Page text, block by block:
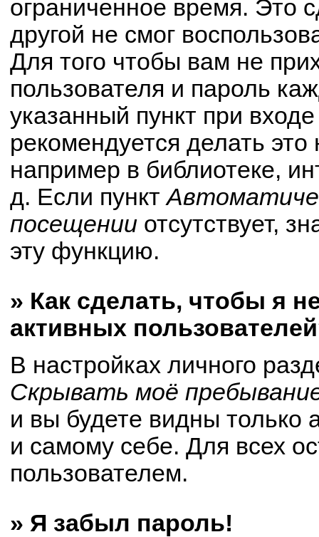
ограниченное время. Это
другой не смог
Для того чтобы вам не
пользователя и пароль
указанный пункт при
рекомендуется делать
например в библиотеке,
д. Если пункт
посещении отсутствует,
эту функцию.
» Как сделать, чтобы я
активных
В настройках личного
Скрывать моё
и вы будете видны только
и самому себе. Для всех
пользователем.
» Я забыл пароль!